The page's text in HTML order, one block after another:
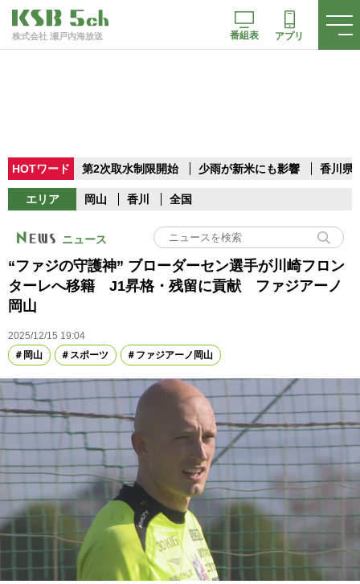
株式会社 瀬戸内海放送 番組表 アプリ
HOTワード 第2次取水制限開始 少雨が新米にも影響 香川県
エリア 岡山 香川 全国
ニュース
“ファジの守護神” ブローダーセン選手が川崎フロン
ターレへ移籍 J1昇格・残留に貢献 ファジアーノ
岡山
2025/12/15 19:04
岡山
スポーツ ファジアーノ岡山